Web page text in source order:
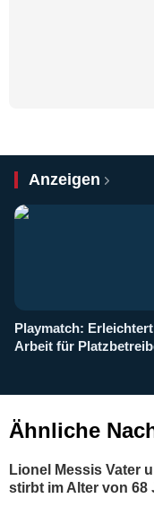
Anzeigen
Playmatch:
Arbeit für
Ähnliche
Lionel Messis Vater
stirbt im Alter von 68